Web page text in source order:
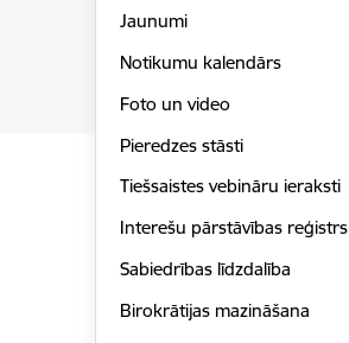
Jaunumi
Notikumu kalendārs
Foto un video
Pieredzes stāsti
Tiešsaistes vebināru ieraksti
Interešu pārstāvības reģistrs
Sabiedrības līdzdalība
Birokrātijas mazināšana